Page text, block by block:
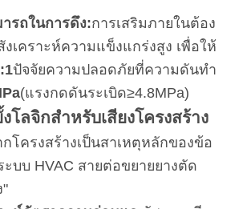
รถในการดึง:การเสริมภายในต้อง
งเคราะห์ความแข็งแกร่งสูง เพื่อให้
ปัจจัยความปลอดภัยที่ความดันทํา
(แรงกดดันระเบิด≥4.8MPa)
โลจิกสําหรับเสียงโครงสร้าง
กโครงสร้างเป็นสาเหตุหลักของข้อ
ะบบ HVAC สายต่อขยายยางตัด
"